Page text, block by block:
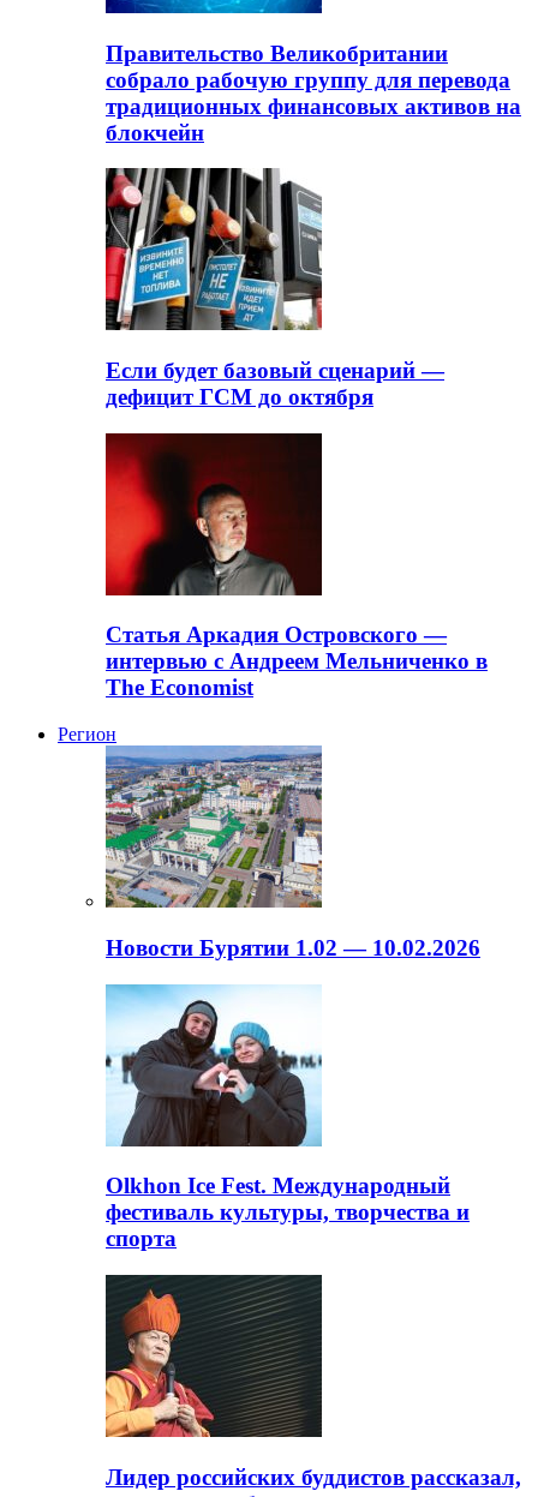
Правительство Великобритании
собрало рабочую группу для перевода
традиционных финансовых активов на
блокчейн
Если будет базовый сценарий —
дефицит ГСМ до октября
Статья Аркадия Островского —
интервью с Андреем Мельниченко в
The Economist
Регион
Новости Бурятии 1.02 — 10.02.2026
Olkhon Ice Fest. Международный
фестиваль культуры, творчества и
спорта
Лидер российских буддистов рассказал,